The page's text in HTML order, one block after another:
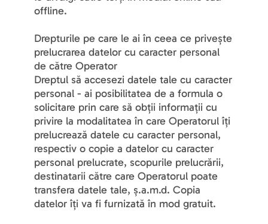
offline.
Drepturile pe care le ai în ceea ce privește
prelucrarea datelor cu caracter personal
de către Operator
Dreptul să accesezi datele tale cu caracter
personal - ai posibilitatea de a formula o
solicitare prin care să obții informații cu
privire la modalitatea în care Operatorul îți
prelucrează datele cu caracter personal,
respectiv o copie a datelor cu caracter
personal prelucrate, scopurile prelucrării,
destinatarii către care Operatorul poate
transfera datele tale, ș.a.m.d. Copia
datelor îți va fi furnizată în mod gratuit.